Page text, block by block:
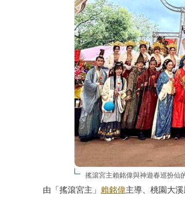
搖滾宮主賴銘偉與神遊春巡扮仙
由「搖滾宮主」 賴銘偉主導、桃園大